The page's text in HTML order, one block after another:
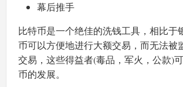
幕后推手
比特币是一个绝佳的洗钱工具，相比于
币可以方便地进行大额交易，而无法被
交易，这些得益者(毒品，军火，公款)
币的发展。